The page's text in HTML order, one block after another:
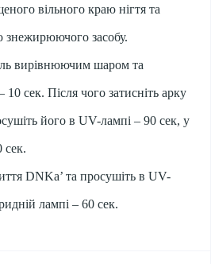
вільного краю нігтя та
знежирюючого засобу.
вирівнюючим шаром та
сек. Після чого затисніть арку
його в UV-лампі – 90 сек, у
сек.
DNKa’ та просушіть в UV-
лампі – 60 сек.